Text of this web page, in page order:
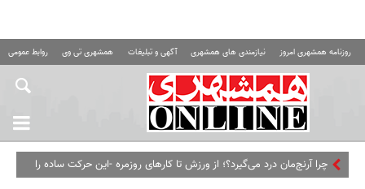
روزنامه همشهری امروز نیازمندی های همشهری آگهی و تبلیغات همشهری تی وی روابط عمومی
چرا آرنج‌مان درد می‌گیرد؟؛ از ورزش تا کارهای روزمره -این حرکت ساده را